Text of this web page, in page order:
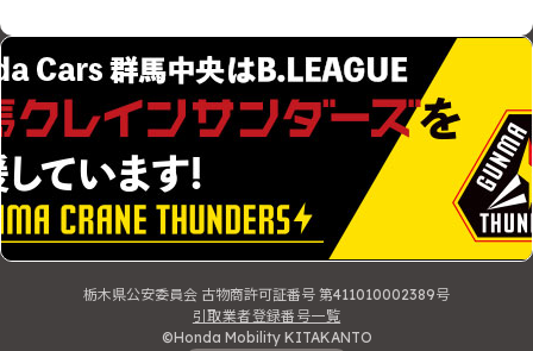
栃木県公安委員会 古物商許可証番号 第411010002389号
引取業者登録番号一覧
©Honda Mobility KITAKANTO